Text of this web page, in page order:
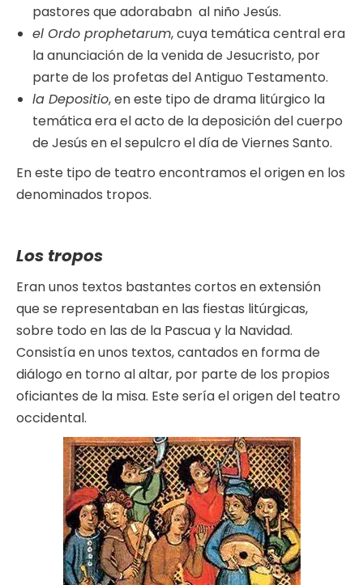
pastores que adorababn al niño Jesús.
el Ordo prophetarum, cuya temática central era
la anunciación de la venida de Jesucristo, por
parte de los profetas del Antiguo Testamento.
la Depositio, en este tipo de drama litúrgico la
temática era el acto de la deposición del cuerpo
de Jesús en el sepulcro el día de Viernes Santo.
En este tipo de teatro encontramos el origen en los
denominados tropos.
Los tropos
Eran unos textos bastantes cortos en extensión
que se representaban en las fiestas litúrgicas,
sobre todo en las de la Pascua y la Navidad.
Consistía en unos textos, cantados en forma de
diálogo en torno al altar, por parte de los propios
oficiantes de la misa. Este sería el origen del teatro
occidental.